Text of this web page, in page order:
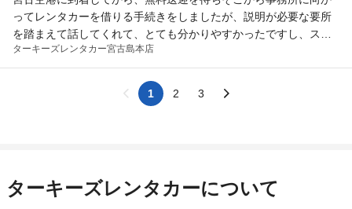
ってレンタカーを借りる手続きをしましたが、説明が必要な要所
を踏まえて話してくれて、とても分かりやすかったですし、スム
ーズで良かったです。返却時も、直ぐに宮古空港まで送迎して下
さったので時間に余裕をもって動くことが出来ました、
ターキーズレンタカー宮古島本店
1 2 3
ターキーズレンタカーについて